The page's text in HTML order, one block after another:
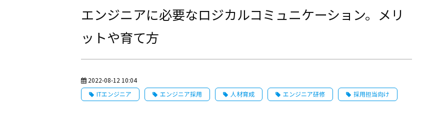
エンジニアに必要なロジカルコミュニケーション。メリ
ットや育て方
2022-08-12 10:04
ITエンジニア
エンジニア採用 人材育成 エンジニア研修 採用担当向け